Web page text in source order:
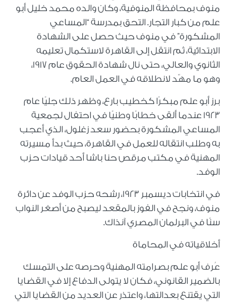
منوف بمحافظة المنوفية، وكان والده محمد خليل أبو
علم من كبار التجار. التحق بمدرسة “المساعي
المشكورة” في منوف حيث حصل على الشهادة
الابتدائية، ثم انتقل إلى القاهرة لاستكمال تعليمه
الثانوي والعالي، حتى نال شهادة الحقوق عام 1917،
وهو ما مهّد لانطلاقه في العمل العام.
برز أبو علم مبكرًا كخطيب بارع، وظهر ذلك جليًا عام
1923 عندما ألقى خطابًا وطنيًا في احتفال لجمعية
المساعي المشكورة بحضور سعد زغلول، الذي أعجب
به وطلب انتقاله للعمل في القاهرة، حيث بدأ مسيرته
المهنية في مكتب مرقص حنا باشا أحد قيادات حزب
الوفد.
في انتخابات ديسمبر 1923، رشحه حزب الوفد عن دائرة
منوف، ونجح في الفوز بالمقعد ليصبح من أصغر النواب
سنًا في البرلمان المصري آنذاك.
أخلاقياته في المحاماة
عُرف أبو علم بصرامته المهنية وحرصه على التمسك
بالضمير القانوني، فكان لا يتولى الدفاع إلا في القضايا
التي يقتنع بعدالتها، واعتذر عن العديد من القضايا التي